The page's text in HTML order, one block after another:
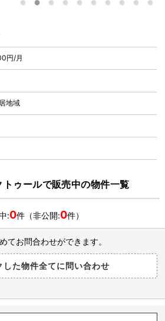
円/月
地域
ゥールで販売中の物件一覧
:0件（非公開:0件）
てお問合わせができます。